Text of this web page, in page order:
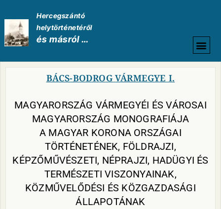
Hercegszántó
helytörténetéről
és másról …
BÁCS-BODROG VÁRMEGYE I.
MAGYARORSZÁG VÁRMEGYÉI ÉS VÁROSAI
MAGYARORSZÁG MONOGRAFIÁJA
A MAGYAR KORONA ORSZÁGAI
TÖRTÉNETÉNEK, FÖLDRAJZI,
KÉPZŐMŰVÉSZETI, NÉPRAJZI, HADÜGYI ÉS
TERMÉSZETI VISZONYAINAK,
KÖZMŰVELŐDÉSI ÉS KÖZGAZDASÁGI
ÁLLAPOTÁNAK